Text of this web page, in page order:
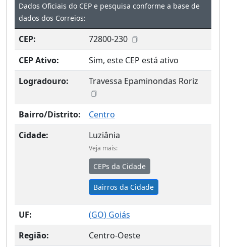
Dados Oficiais do CEP e pesquisa conforme a base de
dados dos Correios:
CEP:
72800-230
CEP Ativo:
Sim, este CEP está ativo
Logradouro:
Travessa Epaminondas Roriz
Bairro/Distrito:
Centro
Cidade:
Luziânia
Veja mais:
CEPs da Cidade
Bairros da Cidade
UF: (GO) Goiás
Região:
Centro-Oeste